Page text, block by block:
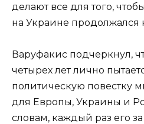
делают все для того,
на Украине
Варуфакис подчеркнул,
четырех лет лично
политическую повестку
для Европы, Украины и
словам, каждый раз его